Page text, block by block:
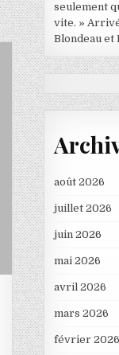
seulement
vite. »
Blondeau et
août 2026
juillet 2026
juin 2026
mai 2026
avril 2026
mars 2026
février 2026